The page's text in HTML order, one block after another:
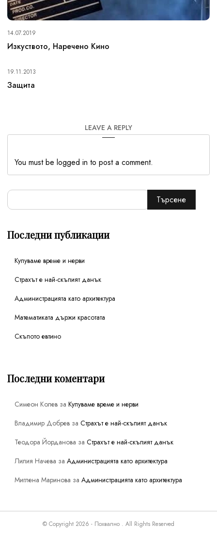
14.07.2019
Изкуството, Наречено Кино
19.11.2013
Защита
LEAVE A REPLY
You must be logged in to post a comment.
Търсене
Последни публикации
Купуваме време и нерви
Страхът е най-скъпият данък
Администрацията като архитектура
Математиката държи красотата
Скъпото евтино
Последни коментари
Симеон Колев за Купуваме време и нерви
Владимир Добрев за Страхът е най-скъпият данък
Теодора Йорданова за Страхът е най-скъпият данък
Лилия Начева за Администрацията като архитектура
Миглена Маринова за Администрацията като архитектура
© Copyright 2026 - Похвално . All Rights Reserved